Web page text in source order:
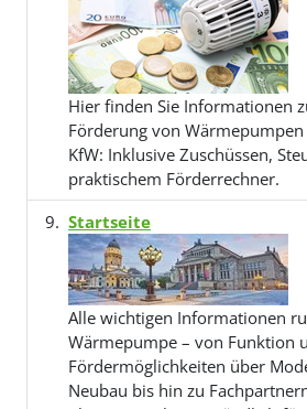
Hier finden Sie Informationen
Förderung von Wärmepumpen
KfW: Inklusive Zuschüssen,
praktischem Förderrechner.
Startseite
Alle wichtigen Informationen
Wärmepumpe – von Funktion
Fördermöglichkeiten über
Neubau bis hin zu